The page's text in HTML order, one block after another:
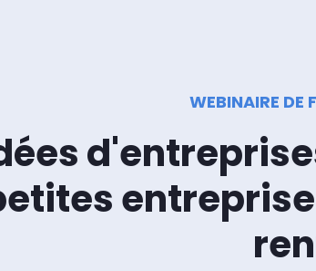
WEBINAIRE DE